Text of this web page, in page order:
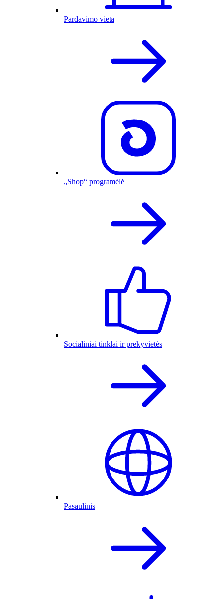
Pardavimo vieta
„Shop“ programėlė
Socialiniai tinklai ir prekyvietės
Pasaulinis